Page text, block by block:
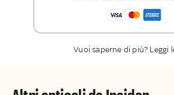
La newsletter esclusiva di
Vuoi saperne di più? Leggi